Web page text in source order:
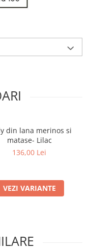
din lana merinos si
matase- Lilac
136,00 Lei
VEZI VARIANTE